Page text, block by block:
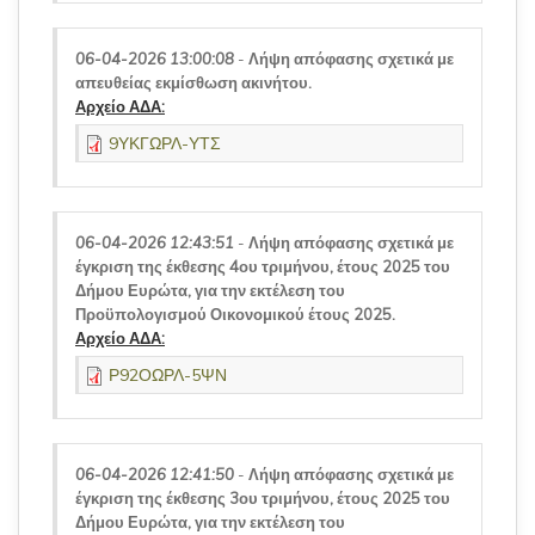
06-04-2026 13:00:08 - Λήψη απόφασης σχετικά με
απευθείας εκμίσθωση ακινήτου.
Αρχείο ΑΔΑ:
9ΥΚΓΩΡΛ-ΥΤΣ
06-04-2026 12:43:51 - Λήψη απόφασης σχετικά με
έγκριση της έκθεσης 4ου τριμήνου, έτους 2025 του
Δήμου Ευρώτα, για την εκτέλεση του
Προϋπολογισμού Οικονομικού έτους 2025.
Αρχείο ΑΔΑ:
Ρ92ΟΩΡΛ-5ΨΝ
06-04-2026 12:41:50 - Λήψη απόφασης σχετικά με
έγκριση της έκθεσης 3ου τριμήνου, έτους 2025 του
Δήμου Ευρώτα, για την εκτέλεση του